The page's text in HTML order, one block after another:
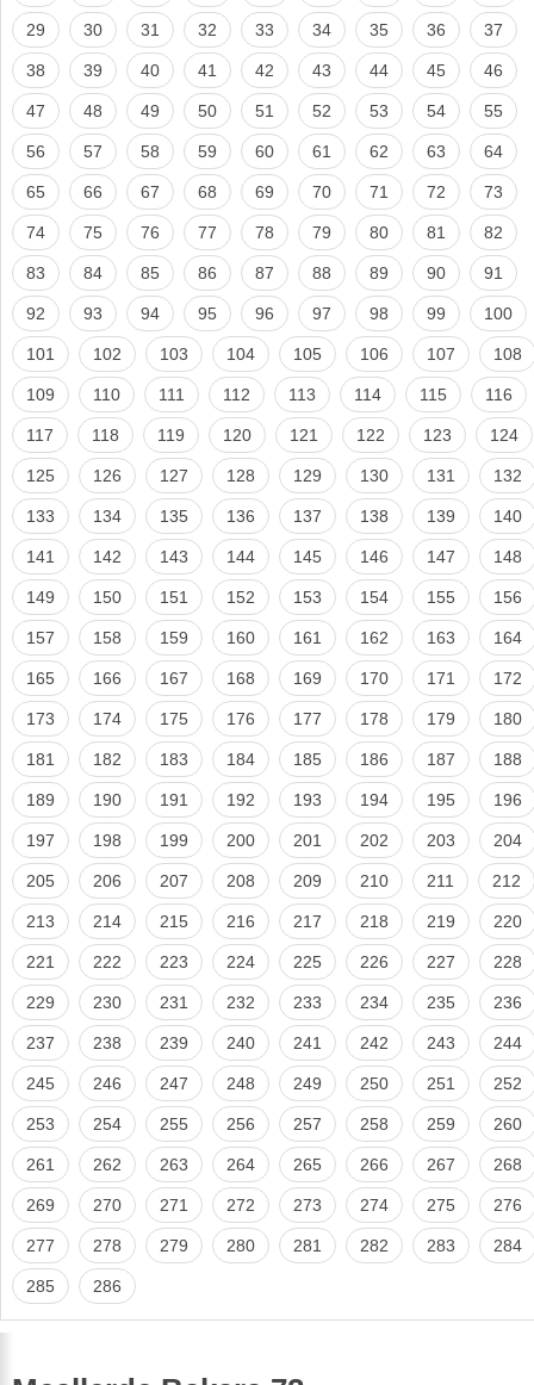
29 30 31 32 33 34 35 36 37
38 39 40 41 42 43 44 45 46
47 48 49 50 51 52 53 54 55
56 57 58 59 60 61 62 63 64
65 66 67 68 69 70 71 72 73
74 75 76 77 78 79 80 81 82
83 84 85 86 87 88 89 90 91
92 93 94 95 96 97 98 99 100
101 102 103 104 105 106 107 108
109 110 111 112 113 114 115 116
117 118 119 120 121 122 123 124
125 126 127 128 129 130 131 132
133 134 135 136 137 138 139 140
141 142 143 144 145 146 147 148
149 150 151 152 153 154 155 156
157 158 159 160 161 162 163 164
165 166 167 168 169 170 171 172
173 174 175 176 177 178 179 180
181 182 183 184 185 186 187 188
189 190 191 192 193 194 195 196
197 198 199 200 201 202 203 204
205 206 207 208 209 210 211 212
213 214 215 216 217 218 219 220
221 222 223 224 225 226 227 228
229 230 231 232 233 234 235 236
237 238 239 240 241 242 243 244
245 246 247 248 249 250 251 252
253 254 255 256 257 258 259 260
261 262 263 264 265 266 267 268
269 270 271 272 273 274 275 276
277 278 279 280 281 282 283 284
285 286